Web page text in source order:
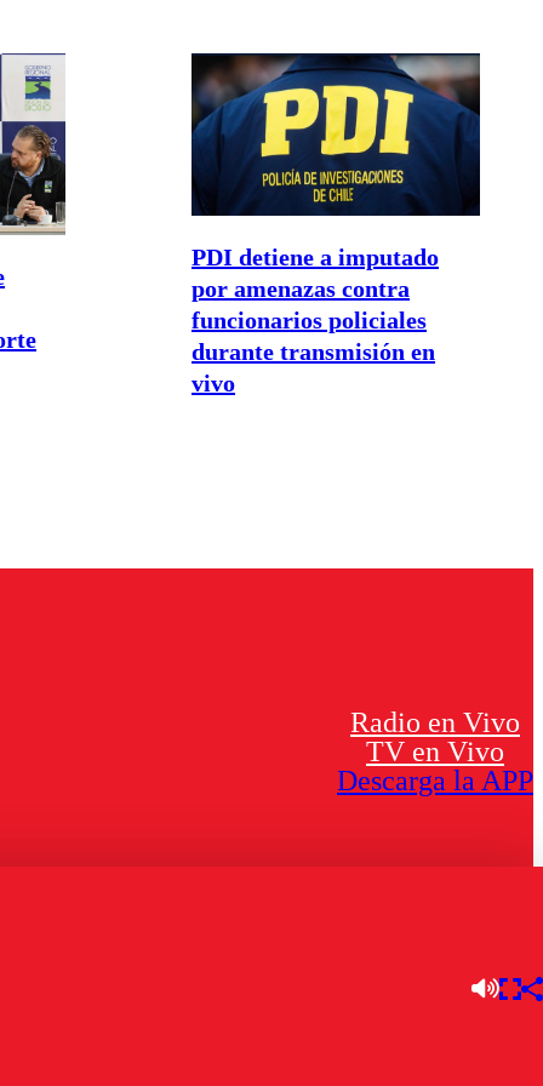
PDI detiene a imputado
por amenazas contra
funcionarios policiales
durante transmisión en
vivo
Radio en Vivo
TV en Vivo
Descarga la APP